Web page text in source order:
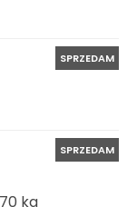
SPRZEDAM
SPRZEDAM
kg